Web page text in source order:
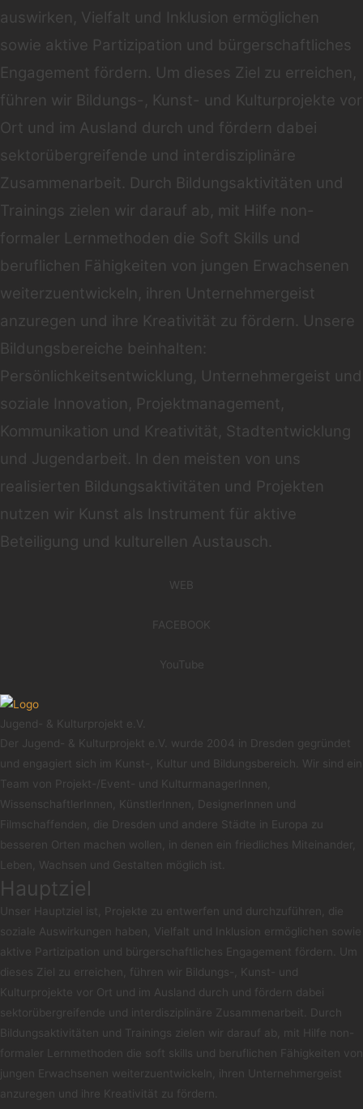
auswirken, Vielfalt und Inklusion ermöglichen
sowie aktive Partizipation und bürgerschaftliches
Engagement fördern. Um dieses Ziel zu erreichen,
führen wir Bildungs-, Kunst- und Kulturprojekte vor
Ort und im Ausland durch und fördern dabei
sektorübergreifende und interdisziplinäre
Zusammenarbeit. Durch Bildungsaktivitäten und
Trainings zielen wir darauf ab, mit Hilfe non-
formaler Lernmethoden die Soft Skills und
beruflichen Fähigkeiten von jungen Erwachsenen
weiterzuentwickeln, ihren Unternehmergeist
anzuregen und ihre Kreativität zu fördern. Unsere
Bildungsbereiche beinhalten:
Persönlichkeitsentwicklung, Unternehmergeist und
soziale Innovation, Projektmanagement,
Kommunikation und Kreativität, Stadtentwicklung
und Jugendarbeit. In den meisten von uns
realisierten Bildungsaktivitäten und Projekten
nutzen wir Kunst als Instrument für aktive
Beteiligung und kulturellen Austausch.
WEB
FACEBOOK
YouTube
Jugend- & Kulturprojekt e.V.
Der Jugend- & Kulturprojekt e.V. wurde 2004 in Dresden gegründet
und engagiert sich im Kunst-, Kultur und Bildungsbereich. Wir sind ein
Team von Projekt-/Event- und KulturmanagerInnen,
WissenschaftlerInnen, KünstlerInnen, DesignerInnen und
Filmschaffenden, die Dresden und andere Städte in Europa zu
besseren Orten machen wollen, in denen ein friedliches Miteinander,
Leben, Wachsen und Gestalten möglich ist.
Hauptziel
Unser Hauptziel ist, Projekte zu entwerfen und durchzuführen, die
soziale Auswirkungen haben, Vielfalt und Inklusion ermöglichen sowie
aktive Partizipation und bürgerschaftliches Engagement fördern. Um
dieses Ziel zu erreichen, führen wir Bildungs-, Kunst- und
Kulturprojekte vor Ort und im Ausland durch und fördern dabei
sektorübergreifende und interdisziplinäre Zusammenarbeit. Durch
Bildungsaktivitäten und Trainings zielen wir darauf ab, mit Hilfe non-
formaler Lernmethoden die soft skills und beruflichen Fähigkeiten von
jungen Erwachsenen weiterzuentwickeln, ihren Unternehmergeist
anzuregen und ihre Kreativität zu fördern.